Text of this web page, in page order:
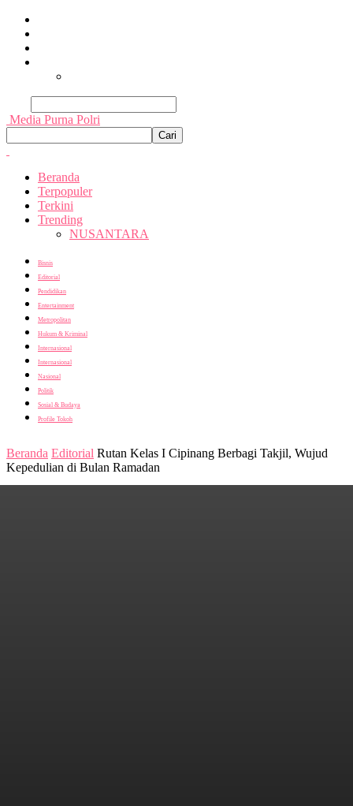
Media Purna Polri
Beranda
Terpopuler
Terkini
Trending
NUSANTARA
Bisnis
Editorial
Pendidikan
Entertainment
Metropolitan
Hukum & Kriminal
Internasional
Internasional
Nasional
Politik
Sosial & Budaya
Profile Tokoh
Beranda Editorial Rutan Kelas I Cipinang Berbagi Takjil, Wujud
Kepedulian di Bulan Ramadan